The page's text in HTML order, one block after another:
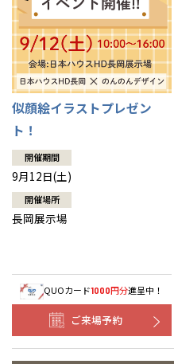
似顔絵イラストプレゼン
ト！
開催期間
9月12日(土)
開催場所
長岡展示場
QUOカード1000円分進呈中！
ご来場予約